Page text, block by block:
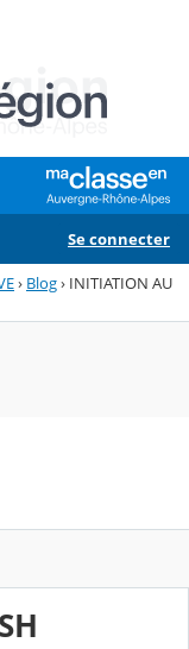
Se connecter
› Blog› INITIATION AU